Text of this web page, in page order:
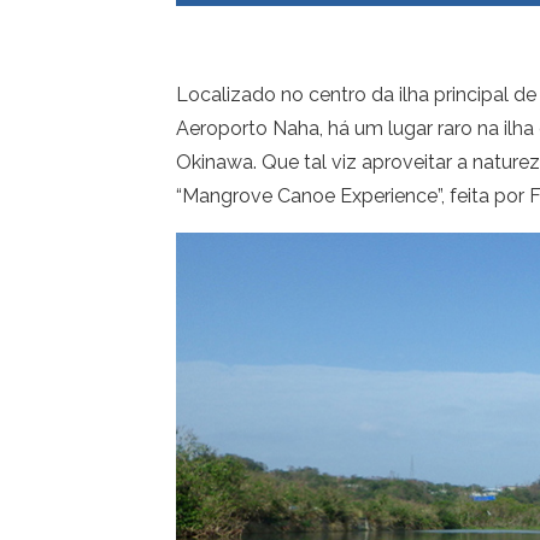
Localizado no centro da ilha principal
Aeroporto Naha, há um lugar raro na
Okinawa. Que tal viz aproveitar a
“Mangrove Canoe Experience”, feita por